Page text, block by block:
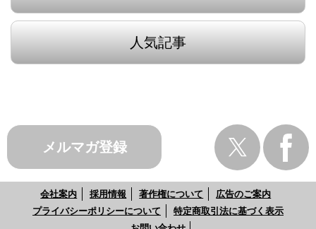
人気記事
メルマガ登録
会社案内 採用情報 著作権について
広告のご案内
プライバシーポリシーについて
特定商取引法に基づく表示